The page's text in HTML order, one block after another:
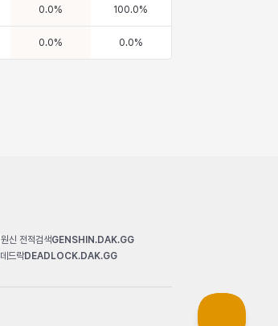
0.0% 100.0%
0.0% 0.0%
원신 전적검색GENSHIN.DAK.GG
데드락DEADLOCK.DAK.GG